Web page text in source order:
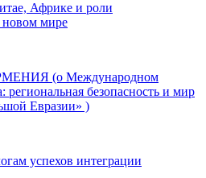
Африке и роли
новом мире
(о Международном
региональная безопасность и мир
Евразии» )
успехов интеграции